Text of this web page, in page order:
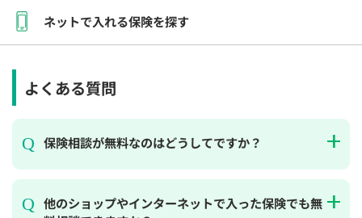
ネットで入れる保険を探す
よくある質問
保険相談が無料なのはどうしてですか？
他のショップやインターネットで入った保険でも無